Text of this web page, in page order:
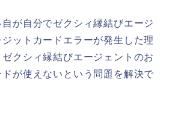
が自分でゼクシィ縁結びエージ
ットカードエラーが発生した理
クシィ縁結びエージェントのお
が使えないという問題を解決で